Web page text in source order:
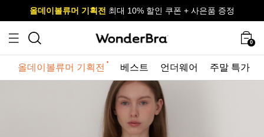
사이즈 무료 교환 서비스
올데이볼류머 기획전 최대 10% 할인 쿠폰 + 사은품 증정
사이즈 무료 교환 서비스
올데이볼류머 기획전 최대 10% 할인 쿠폰 + 사은품 증정
0
올데이볼류머 기획전 베스트 언더웨어 주말 특가